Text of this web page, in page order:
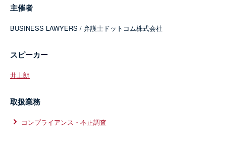
主催者
BUSINESS LAWYERS / 弁護士ドットコム株式会社
スピーカー
井上朗
取扱業務
コンプライアンス・不正調査